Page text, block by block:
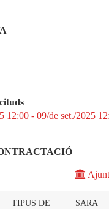
12:00 - 09/de set./2025
TIPUS DE
SARA